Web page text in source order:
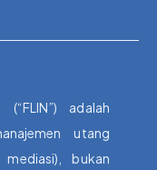
adalah
utang
bukan